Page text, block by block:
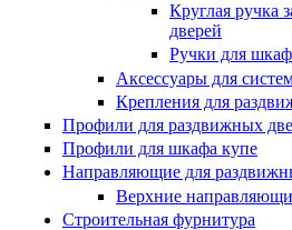
Круглая ручка
дверей
Ручки для
Аксессуары для
Крепления для
Профили для раздвижных
Профили для шкафа купе
Направляющие для
Верхние
Строительная фурнитура